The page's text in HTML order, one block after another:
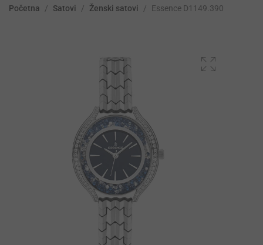
Početna / Satovi / Ženski satovi / Essence D1149.390